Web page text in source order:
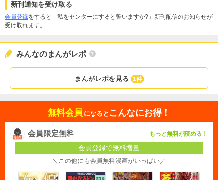
新刊通知を受け取る
会員登録をすると「私をセンターにすると誓いますか?」新刊配信のお知らせが
受け取れます。
みんなのまんがレポ
まんがレポを見る 1件
無料会員 になると こんなにお得！
会員限定無料 もっと無料が読める！
会員登録で無料増量
＼この他にも会員無料漫画がいっぱい／